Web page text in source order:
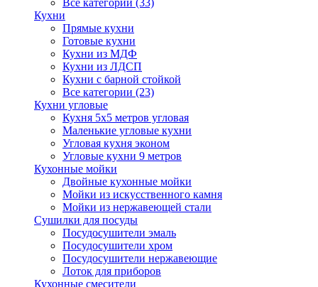
Все категории (33)
Кухни
Прямые кухни
Готовые кухни
Кухни из МДФ
Кухни из ЛДСП
Кухни с барной стойкой
Все категории (23)
Кухни угловые
Кухня 5х5 метров угловая
Маленькие угловые кухни
Угловая кухня эконом
Угловые кухни 9 метров
Кухонные мойки
Двойные кухонные мойки
Мойки из искусственного камня
Мойки из нержавеющей стали
Сушилки для посуды
Посудосушители эмаль
Посудосушители хром
Посудосушители нержавеющие
Лоток для приборов
Кухонные смесители